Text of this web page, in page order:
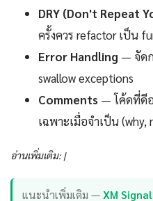
DRY (Don't Repeat
ครั้งควร refactor เป็น
Error Handling — จัด
swallow exceptions
Comments — โค้ดที่ดีอ
เฉพาะเมื่อจำเป็น (why,
อ่านเพิ่มเติม: |
แนะนำเพิ่มเติม —XM Signal